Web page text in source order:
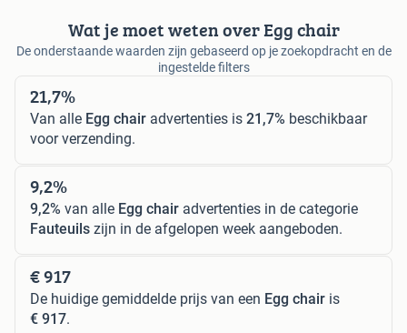
Wat je moet weten over Egg chair
De onderstaande waarden zijn gebaseerd op je zoekopdracht en de
ingestelde filters
21,7%
Van alle Egg chair advertenties is 21,7% beschikbaar
voor verzending.
9,2%
9,2% van alle Egg chair advertenties in de categorie
Fauteuils zijn in de afgelopen week aangeboden.
€ 917
De huidige gemiddelde prijs van een Egg chair is
€ 917.